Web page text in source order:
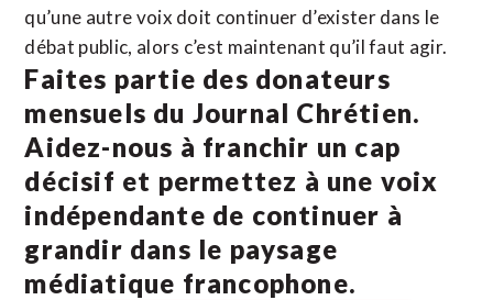
qu’une autre voix doit continuer d’exister dans le
débat public, alors c’est maintenant qu’il faut agir.
Faites partie des donateurs
mensuels du Journal Chrétien.
Aidez-nous à franchir un cap
décisif et permettez à une voix
indépendante de continuer à
grandir dans le paysage
médiatique francophone.